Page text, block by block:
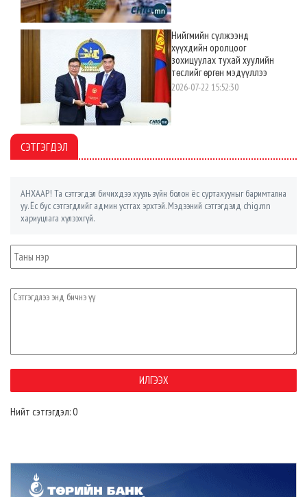
Нийгмийн сүлжээнд
хүүхдийн оролцоог
зохицуулах тухай хуулийн
төслийг өргөн мэдүүллээ
2026-07-22 15:52:30
СЭТГЭГДЭЛ
АНХААР! Та сэтгэгдэл бичихдээ хууль зүйн болон ёс суртахууныг баримтална
уу. Ёс бус сэтгэгдлийг админ устгах эрхтэй. Мэдээний сэтгэгдэлд chig.mn
хариуцлага хүлээхгүй.
Нийт сэтгэгдэл: 0